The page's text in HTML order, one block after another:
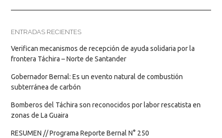
ENTRADAS RECIENTES
Verifican mecanismos de recepción de ayuda solidaria por la
frontera Táchira – Norte de Santander
Gobernador Bernal: Es un evento natural de combustión
subterránea de carbón
Bomberos del Táchira son reconocidos por labor rescatista en
zonas de La Guaira
RESUMEN // Programa Reporte Bernal N° 250